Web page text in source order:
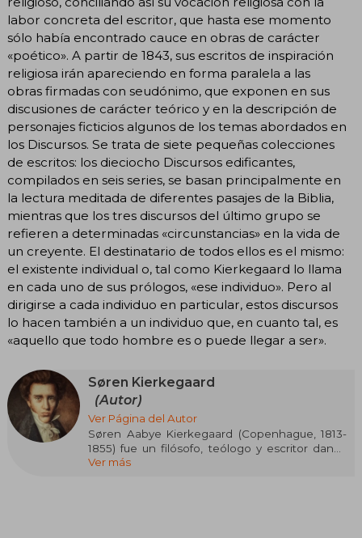
labor concreta del escritor, que hasta ese momento
sólo había encontrado cauce en obras de carácter
«poético». A partir de 1843, sus escritos de inspiración
religiosa irán apareciendo en forma paralela a las
obras firmadas con seudónimo, que exponen en sus
discusiones de carácter teórico y en la descripción de
personajes ficticios algunos de los temas abordados en
los Discursos. Se trata de siete pequeñas colecciones
de escritos: los dieciocho Discursos edificantes,
compilados en seis series, se basan principalmente en
la lectura meditada de diferentes pasajes de la Biblia,
mientras que los tres discursos del último grupo se
refieren a determinadas «circunstancias» en la vida de
un creyente. El destinatario de todos ellos es el mismo:
el existente individual o, tal como Kierkegaard lo llama
en cada uno de sus prólogos, «ese individuo». Pero al
dirigirse a cada individuo en particular, estos discursos
lo hacen también a un individuo que, en cuanto tal, es
«aquello que todo hombre es o puede llegar a ser».
Søren Kierkegaard
(Autor)
Ver Página del Autor
Søren Aabye Kierkegaard (Copenhague, 1813-
1855) fue un filósofo, teólogo y escritor danés
considerado el padre del existencialismo. Su
Ver más